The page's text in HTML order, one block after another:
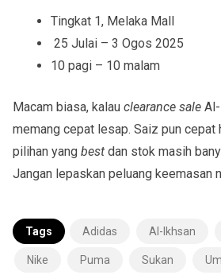
Tingkat 1, Melaka Mall
25 Julai – 3 Ogos 2025
10 pagi – 10 malam
Macam biasa, kalau clearance sale
memang cepat lesap. Saiz pun cepat
pilihan yang best dan stok masih
Jangan lepaskan peluang keemasan
Tags Adidas Al-Ikhsan
Nike Puma Sukan